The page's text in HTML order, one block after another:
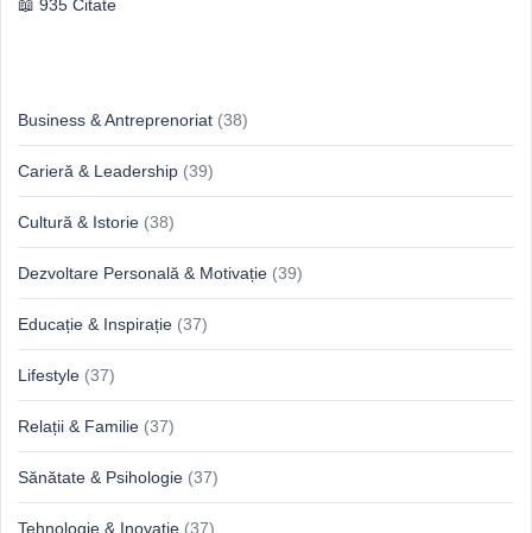
935 Citate
Business & Antreprenoriat (38)
Carieră & Leadership (39)
Cultură & Istorie (38)
Dezvoltare Personală & Motivație (39)
Educație & Inspirație (37)
Lifestyle (37)
Relații & Familie (37)
Sănătate & Psihologie (37)
Tehnologie & Inovație (37)